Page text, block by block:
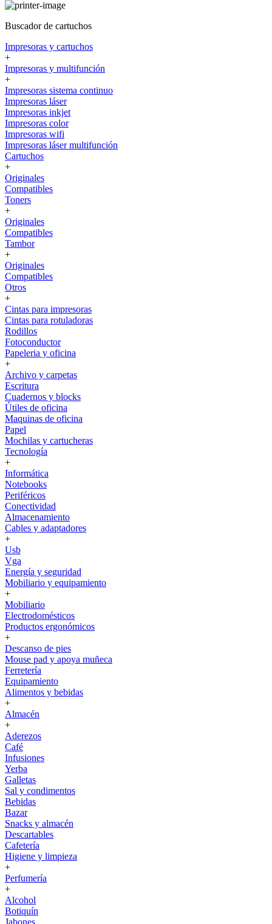
Buscador de cartuchos
Impresoras y cartuchos
+
Impresoras y multifunción
+
Impresoras sistema continuo
Impresoras láser
Impresoras inkjet
Impresoras color
Impresoras wifi
Impresoras láser multifunción
Cartuchos
+
Originales
Compatibles
Toners
+
Originales
Compatibles
Tambor
+
Originales
Compatibles
Otros
+
Cintas para impresoras
Cintas para rotuladoras
Rodillos
Fotoconductor
Papeleria y oficina
+
Archivo y carpetas
Escritura
Cuadernos y blocks
Útiles de oficina
Maquinas de oficina
Papel
Mochilas y cartucheras
Tecnología
+
Informática
Notebooks
Periféricos
Conectividad
Almacenamiento
Cables y adaptadores
+
Usb
Vga
Energía y seguridad
Mobiliario y equipamiento
+
Mobiliario
Electrodomésticos
Productos ergonómicos
+
Descanso de pies
Mouse pad y apoya muñeca
Ferretería
Equipamiento
Alimentos y bebidas
+
Almacén
+
Aderezos
Café
Infusiones
Yerba
Galletas
Sal y condimentos
Bebidas
Bazar
Snacks y almacén
Descartables
Cafetería
Higiene y limpieza
+
Perfumería
+
Alcohol
Botiquín
Jabones